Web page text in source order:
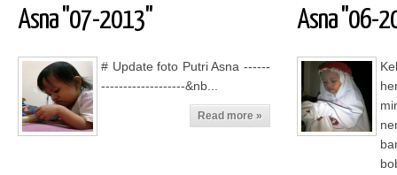
Asna "07-2013"
# Update foto Putri Asna ------
-------------------&nb...
Read more »
Asna "06-